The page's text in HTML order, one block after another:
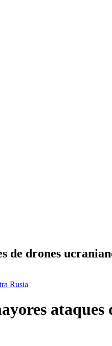
de drones
Rusia